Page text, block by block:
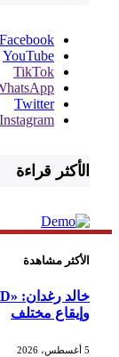
Facebook
YouTube
TikTok
WhatsApp
Twitter
Instagram
الأكثر قراءة
الأكثر مشاهدة
وإيقاع مختلف